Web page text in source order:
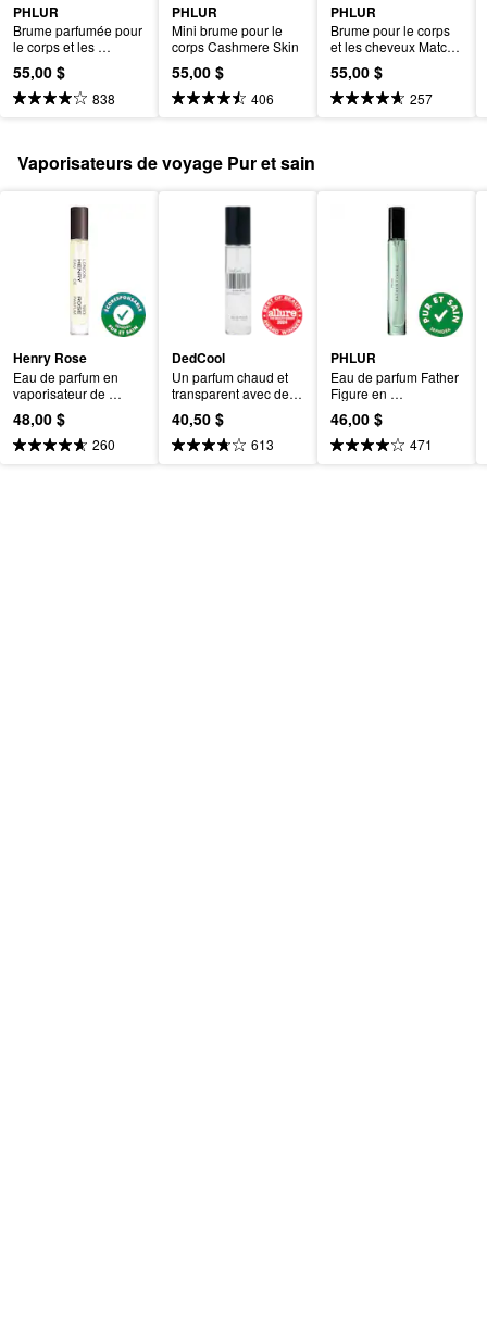
PHLUR
Brume parfumée pour
le corps et les
cheveux Vanilla Skin
55,00 $
838
PHLUR
Mini brume pour le
corps Cashmere Skin
55,00 $
406
PHLUR
Brume pour le corps
et les cheveux Matcha
55,00 $
257
Vaporisateurs de voyage Pur et sain
Henry Rose
Eau de parfum en
vaporisateur de
voyage avec musc
London 1983
48,00 $
260
DedCool
Un parfum chaud et
transparent avec des
notes d’ambre, de
bergamote et de musc
blanc.
40,50 $
613
PHLUR
Eau de parfum Father
Figure en
vaporisateur de
voyage
46,00 $
471